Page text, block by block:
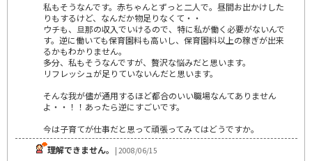
私もそうなんです。赤ちゃんとずっと二人で。昼間お出かけした
りもするけど、なんだか物足りなくて・・
ウチも、旦那の収入でいけるので、特に私が働く必要がないんで
す。逆に働いても保育園料も高いし、保育園料以上の稼ぎが出来
るかもわかりません。
多分、私もそうなんですが、贅沢な悩みだと思います。
リフレッシュが足りていないんだと思います。
そんな我が儘が通用するほど都合のいい職場なんてありません
よ・・！！あったら逆にすごいです。
今は子育てが仕事だと思って頑張ってみてはどうですか。
理解できません｡
| 2008/06/15